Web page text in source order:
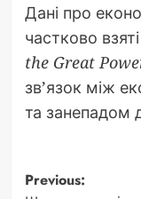
Дані про
частково
the Great
зв’язок між
та занепадом
Post
Previous: